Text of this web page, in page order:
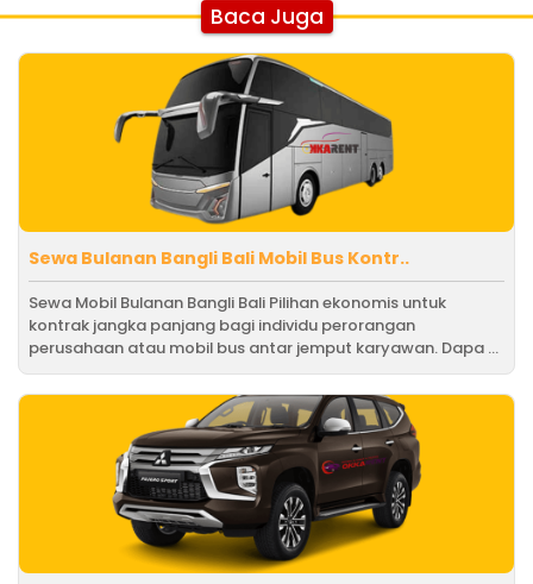
Baca Juga
Sewa Bulanan Bangli Bali Mobil Bus Kontr..
Sewa Mobil Bulanan Bangli Bali Pilihan ekonomis untuk
kontrak jangka panjang bagi individu perorangan
perusahaan atau mobil bus antar jemput karyawan. Dapa ...